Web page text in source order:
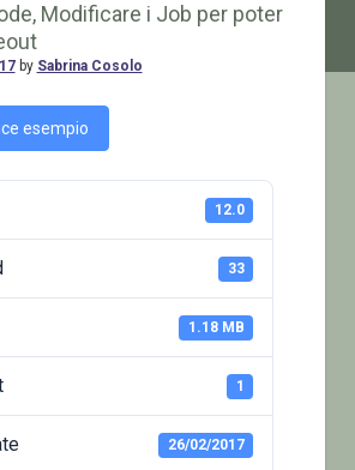
Contatto
Modificare i Job per poter
by Sabrina Cosolo
esempio
12.0
33
1.18 MB
1
26/02/2017